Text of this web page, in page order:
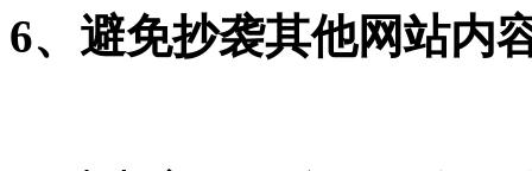
6、避免抄袭其他网站内